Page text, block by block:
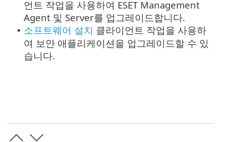
언트 작업을 사용하여 ESET Management
Agent 및 Server를 업그레이드합니다.
• 소프트웨어 설치 클라이언트 작업을 사용하
여 보안 애플리케이션을 업그레이드할 수 있
습니다.